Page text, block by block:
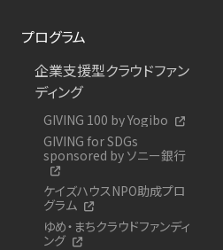
プログラム
企業支援型クラウドファン
ディング
GIVING 100 by Yogibo
GIVING for SDGs
sponsored by ソニー銀行
ケイズハウスNPO助成プロ
グラム
ゆめ・まちクラウドファンディ
ング